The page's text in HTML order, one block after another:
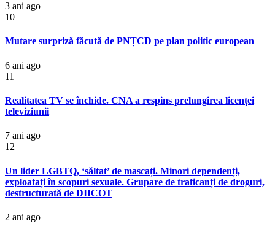
3 ani ago
10
Mutare surpriză făcută de PNȚCD pe plan politic european
6 ani ago
11
Realitatea TV se închide. CNA a respins prelungirea licenței
televiziunii
7 ani ago
12
Un lider LGBTQ, ‘săltat’ de mascați. Minori dependenți,
exploatați în scopuri sexuale. Grupare de traficanți de droguri,
destructurată de DIICOT
2 ani ago